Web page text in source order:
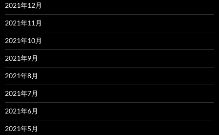
2021年12月
2021年11月
2021年10月
2021年9月
2021年8月
2021年7月
2021年6月
2021年5月